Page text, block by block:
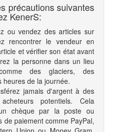
précautions suivantes
KenerS:
ou vendez des articles sur
rencontrer le vendeur en
et vérifier son état avant
la personne dans un lieu
des glaciers, des
heures de la journée.
jamais d'argent à des
potentiels. Cela
chèque par la poste ou
de paiement comme PayPal,